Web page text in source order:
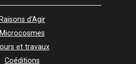
Raisons d'Agir
Microcosmes
et travaux
Coéditions